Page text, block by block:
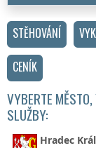
STĚHOVÁNÍ
CENÍK
VYBERTE MĚSTO,
SLUŽBY:
Hradec